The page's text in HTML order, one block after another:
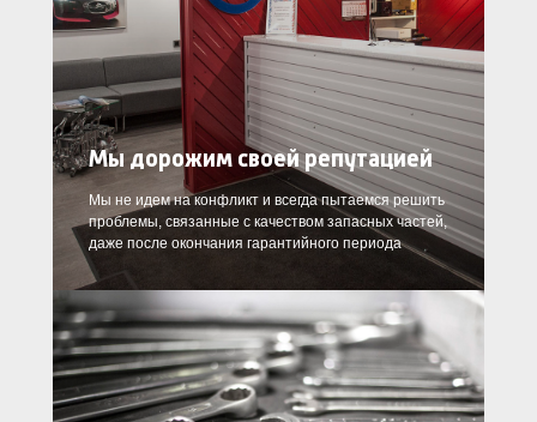
Мы дорожим своей репутацией
Мы не идем на конфликт и всегда пытаемся решить
проблемы, связанные с качеством запасных частей,
даже после окончания гарантийного периода